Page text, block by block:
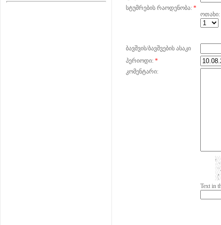
სტუმრების რაოდენობა: *
ოთახი:
ბავშვის/ბავშვების ასაკი
პერიოდი: *
კომენტარი:
Text in